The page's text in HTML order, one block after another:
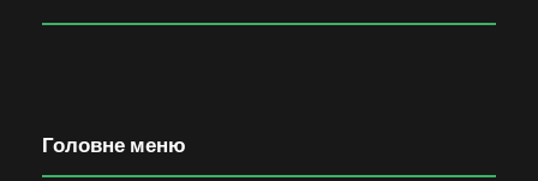
Головне меню